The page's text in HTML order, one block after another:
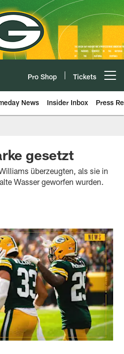
Pro Shop Tickets
News Insider Inbox Press
gesetzt
überzeugten, als sie in
Wasser geworfen wurden.